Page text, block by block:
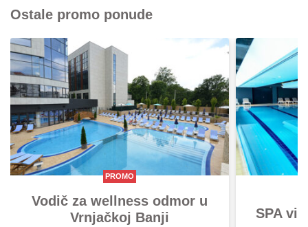
Ostale promo ponude
PROMO
Vodič za wellness odmor u
Vrnjačkoj Banji
SPA